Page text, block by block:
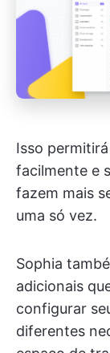
Isso
facilmente e
fazem mais
uma só vez.
Sophia
adicionais
configurar
diferentes